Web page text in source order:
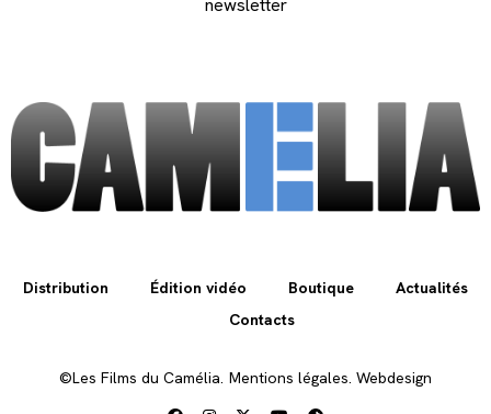
newsletter
Distribution Édition vidéo Boutique
Actualités
Contacts
©Les Films du Camélia. Mentions légales. Webdesign